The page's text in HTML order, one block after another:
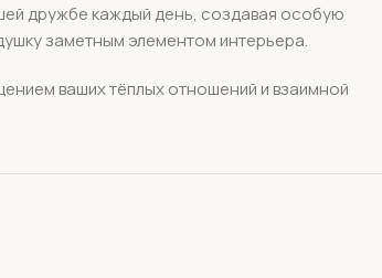
дружбе каждый день, создавая особую
заметным элементом интерьера.
ваших тёплых отношений и взаимной